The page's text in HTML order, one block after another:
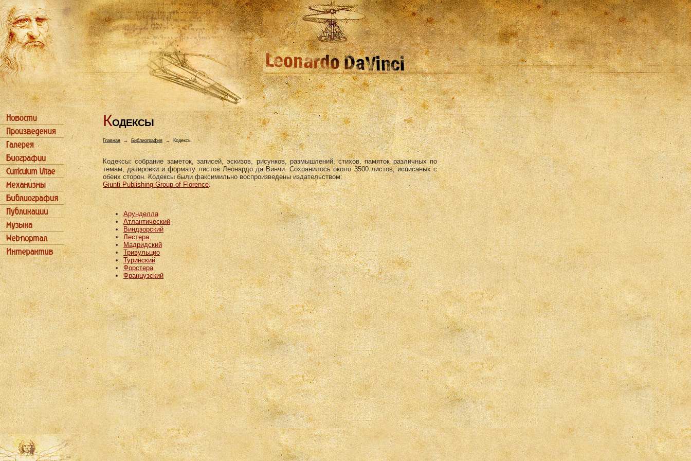
КОДЕКСЫ
Главная→ Библиография →Кодексы
Кодексы: собрание заметок, записей, эскизов, рисунков, размышлений, стихов, памяток различных по
темам, датировки и формату листов Леонардо да Винчи. Сохранилось около 3500 листов, исписаных с
обеих сторон. Кодексы были факсимильно воспроизведены издательством:
Giunti Publishing Group of Florence.
Арунделла
Атлантический
Виндзорский
Лестера
Мадридский
Тривульцио
Туринский
Форстера
Французский